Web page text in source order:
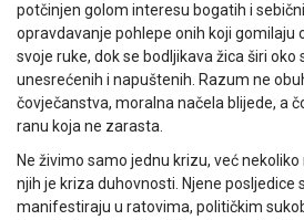
potčinjen golom interesu bogatih i
opravdavanje pohlepe onih koji gomilaju
svoje ruke, dok se bodljikava žica širi
unesrećenih i napuštenih. Razum ne
čovječanstva, moralna načela blijede, a
ranu koja ne zarasta.
Ne živimo samo jednu krizu, već
njih je kriza duhovnosti. Njene posljedice
manifestiraju u ratovima, političkim